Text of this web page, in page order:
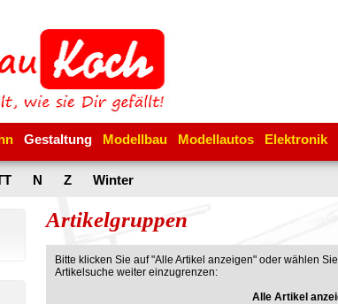
Gestaltung Modellbau Modellautos Elektronik
N Z Winter
Artikelgruppen
Bitte klicken Sie auf "Alle Artikel anzeigen" oder wählen
Artikelsuche weiter einzugrenzen:
Alle Artikel